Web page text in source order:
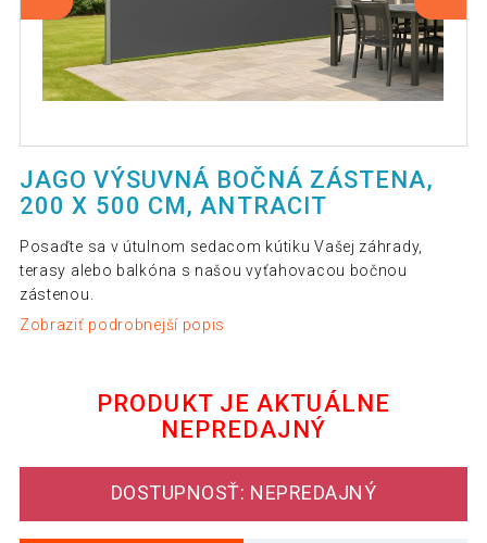
JAGO VÝSUVNÁ BOČNÁ ZÁSTENA,
200 X 500 CM, ANTRACIT
Posaďte sa v útulnom sedacom kútiku Vašej záhrady,
terasy alebo balkóna s našou vyťahovacou bočnou
zástenou.
Zobraziť podrobnejší popis
PRODUKT JE AKTUÁLNE
NEPREDAJNÝ
DOSTUPNOSŤ: NEPREDAJNÝ